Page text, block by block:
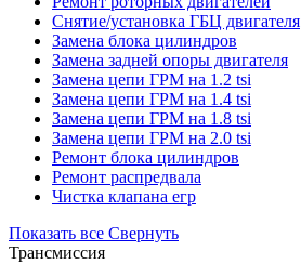
Снятие/установка ГБЦ двигателя
Замена блока цилиндров
Замена задней опоры двигателя
Замена цепи ГРМ на 1.2 tsi
Замена цепи ГРМ на 1.4 tsi
Замена цепи ГРМ на 1.8 tsi
Замена цепи ГРМ на 2.0 tsi
Ремонт блока цилиндров
Ремонт распредвала
Чистка клапана егр
Показать все Свернуть
Трансмиссия